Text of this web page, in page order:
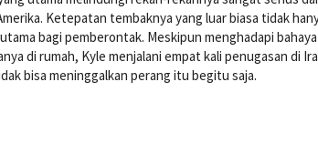
Ketepatan tembaknya yang luar biasa tidak
bagi pemberontak. Meskipun menghadapi
di rumah, Kyle menjalani empat kali penugasan di
bisa meninggalkan perang itu begitu saja.